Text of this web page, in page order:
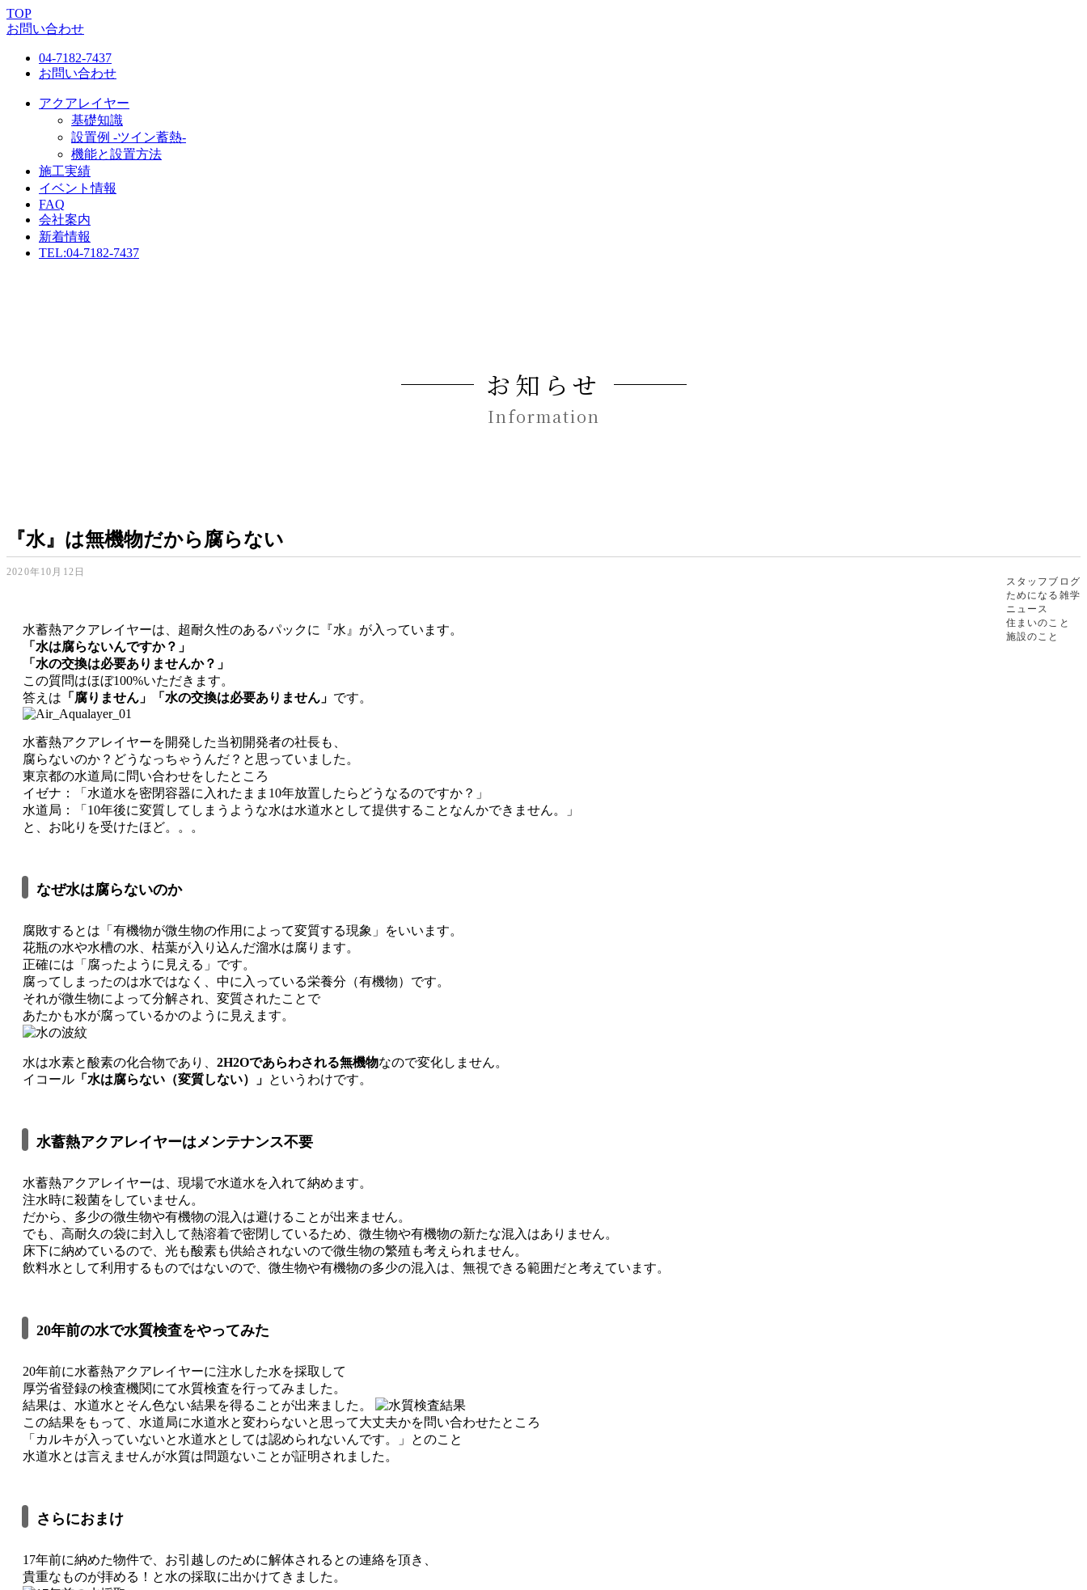
TOP
お問い合わせ
04-7182-7437
お問い合わせ
アクアレイヤー
基礎知識
設置例 -ツイン蓄熱-
機能と設置方法
施工実績
イベント情報
FAQ
会社案内
新着情報
TEL:04-7182-7437
お知らせ
Information
『水』は無機物だから腐らない
2020年10月12日
スタッフブログ
ためになる雑学
ニュース
住まいのこと
施設のこと
水蓄熱アクアレイヤーは、超耐久性のあるパックに『水』が入っています。
「水は腐らないんですか？」
「水の交換は必要ありませんか？」
この質問はほぼ100%いただきます。
答えは 「腐りません」 「水の交換は必要ありません」 です。
水蓄熱アクアレイヤーを開発した当初開発者の社長も、
腐らないのか？どうなっちゃうんだ？と思っていました。
東京都の水道局に問い合わせをしたところ
イゼナ：「水道水を密閉容器に入れたまま10年放置したらどうなるのですか？」
水道局：「10年後に変質してしまうような水は水道水として提供することなんかできません。」
と、お叱りを受けたほど。。。
なぜ水は腐らないのか
腐敗するとは「有機物が微生物の作用によって変質する現象」をいいます。
花瓶の水や水槽の水、枯葉が入り込んだ溜水は腐ります。
正確には「腐ったように見える」です。
腐ってしまったのは水ではなく、中に入っている栄養分（有機物）です。
それが微生物によって分解され、変質されたことで
あたかも水が腐っているかのように見えます。
水は水素と酸素の化合物であり、 2H2Oであらわされる無機物なので変化しません。
イコール 「水は腐らない（変質しない）」 というわけです。
水蓄熱アクアレイヤーはメンテナンス不要
水蓄熱アクアレイヤーは、現場で水道水を入れて納めます。
注水時に殺菌をしていません。
だから、多少の微生物や有機物の混入は避けることが出来ません。
でも、高耐久の袋に封入して熱溶着で密閉しているため、微生物や有機物の新たな混入はありません。
床下に納めているので、光も酸素も供給されないので微生物の繁殖も考えられません。
飲料水として利用するものではないので、微生物や有機物の多少の混入は、無視できる範囲だと考えています。
20年前の水で水質検査をやってみた
20年前に水蓄熱アクアレイヤーに注水した水を採取して
厚労省登録の検査機関にて水質検査を行ってみました。
結果は、水道水とそん色ない結果を得ることが出来ました。
この結果をもって、水道局に水道水と変わらないと思って大丈夫かを問い合わせたところ
「カルキが入っていないと水道水としては認められないんです。」とのこと
水道水とは言えませんが水質は問題ないことが証明されました。
さらにおまけ
17年前に納めた物件で、お引越しのために解体されるとの連絡を頂き、
貴重なものが拝める！と水の採取に出かけてきました。